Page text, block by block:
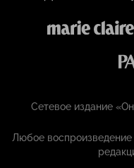
Сетевое издание
Любое